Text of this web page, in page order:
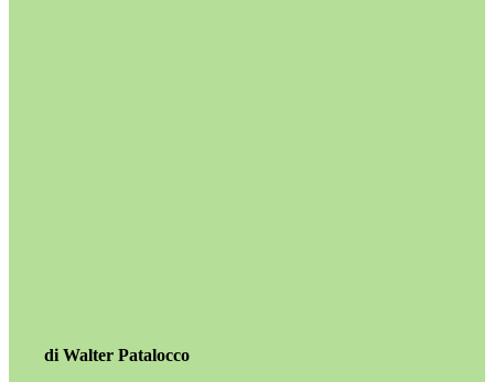
di Walter Patalocco